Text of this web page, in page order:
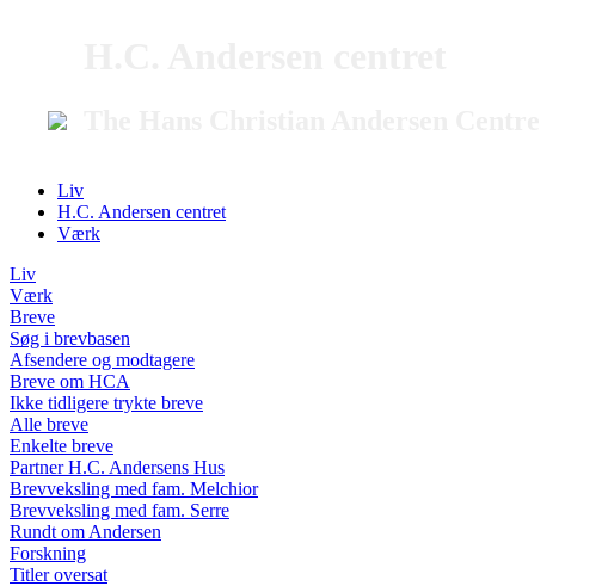
Liv
H.C. Andersen centret
Værk
Liv
Værk
Breve
Søg i brevbasen
Afsendere og modtagere
Breve om HCA
Ikke tidligere trykte breve
Alle breve
Enkelte breve
Partner H.C. Andersens Hus
Brevveksling med fam. Melchior
Brevveksling med fam. Serre
Rundt om Andersen
Forskning
Titler oversat